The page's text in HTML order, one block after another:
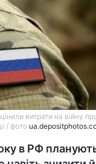
витрати на війну
/ фото
в РФ